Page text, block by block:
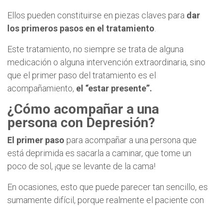
Ellos pueden constituirse en piezas claves para dar
los primeros pasos en el tratamiento
Este tratamiento, no siempre se trata de alguna
medicación o alguna intervención extraordinaria, sino
que el primer paso del tratamiento es el
acompañamiento, el “estar presente”.
¿Cómo acompañar a una
persona con Depresión?
El primer paso para acompañar a una persona que
está deprimida es sacarla a caminar, que tome un
poco de sol, ¡que se levante de la cama!
En ocasiones, esto que puede parecer tan sencillo, es
sumamente difícil, porque realmente el paciente con